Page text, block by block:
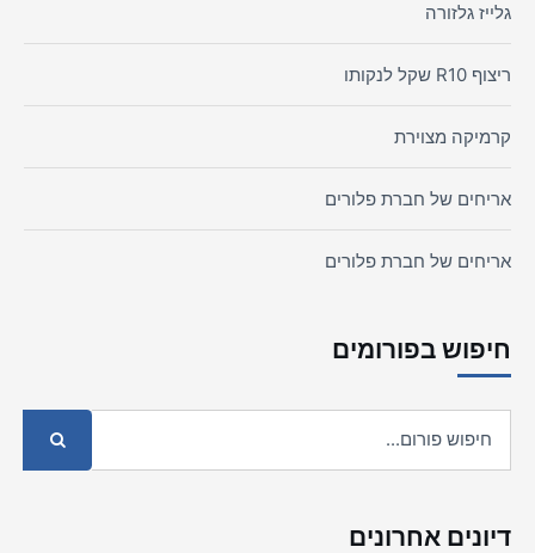
גלייז גלזורה
ריצוף R10 שקל לנקותו
קרמיקה מצוירת
אריחים של חברת פלורים
אריחים של חברת פלורים
חיפוש בפורומים
דיונים אחרונים